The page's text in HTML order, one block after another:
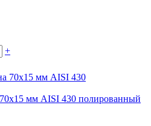
+
мм AISI 430 полированный